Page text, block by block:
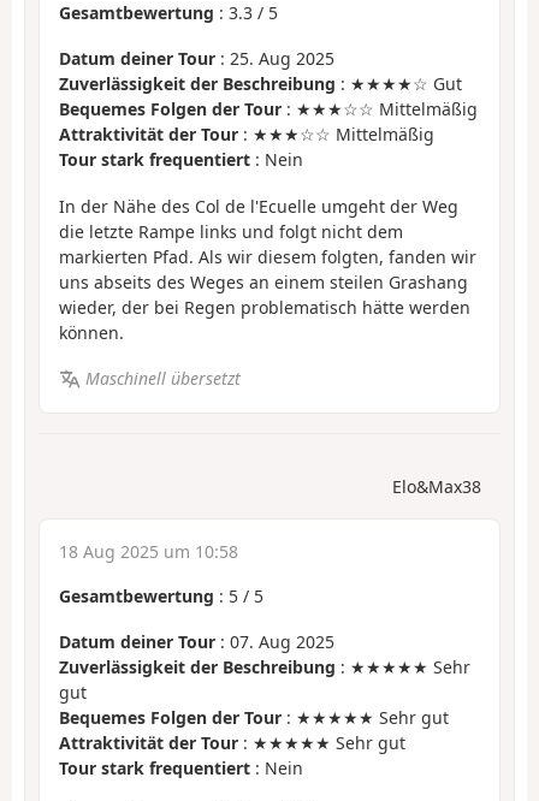
Gesamtbewertung : 3.3 / 5
Datum deiner Tour : 25. Aug 2025
Zuverlässigkeit der Beschreibung : ★★★★☆ Gut
Bequemes Folgen der Tour : ★★★☆☆ Mittelmäßig
Attraktivität der Tour : ★★★☆☆ Mittelmäßig
Tour stark frequentiert : Nein
In der Nähe des Col de l'Ecuelle umgeht der Weg
die letzte Rampe links und folgt nicht dem
markierten Pfad. Als wir diesem folgten, fanden wir
uns abseits des Weges an einem steilen Grashang
wieder, der bei Regen problematisch hätte werden
können.
Maschinell übersetzt
Elo&Max38
18 Aug 2025 um 10:58
Gesamtbewertung : 5 / 5
Datum deiner Tour : 07. Aug 2025
Zuverlässigkeit der Beschreibung : ★★★★★ Sehr
gut
Bequemes Folgen der Tour : ★★★★★ Sehr gut
Attraktivität der Tour : ★★★★★ Sehr gut
Tour stark frequentiert : Nein